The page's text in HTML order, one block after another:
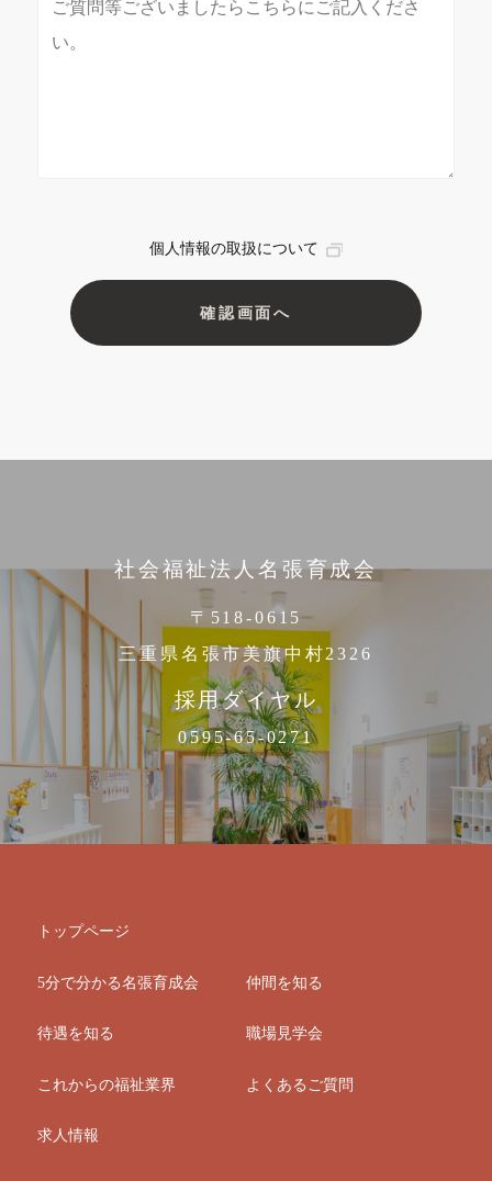
個人情報の取扱について
社会福祉法人名張育成会
〒518-0615
三重県名張市美旗中村2326
採用ダイヤル
0595-65-0271
トップページ
5分で分かる名張育成会 仲間を知る
待遇を知る 職場見学会
これからの福祉業界 よくあるご質問
求人情報